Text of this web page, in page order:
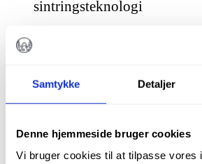
Samtykke Detaljer
Denne hjemmeside bruger cookies
Vi bruger cookies til at tilpasse vores
sintringsteknologi
Fin partikelstørrelse for
Porøs overflade fremmer
og knogledannelse
Partikelstørrelse: 0,2–1,0
engangsprodukt